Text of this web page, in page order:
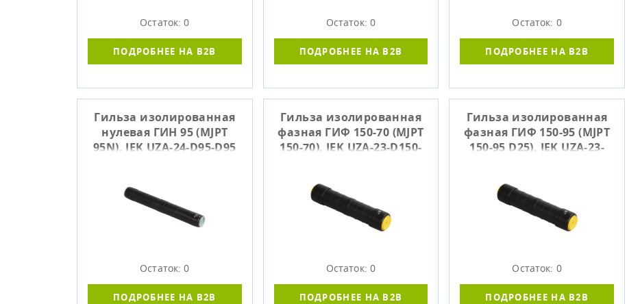
Остаток: 0
ПОДРОБНЕЕ НА B2B
Остаток: 0
ПОДРОБНЕЕ НА B2B
Остаток: 0
ПОДРОБНЕЕ НА B2B
Гильза изолированная
нулевая ГИН 95 (MJPT
95N), IEK UZA-24-D95-D95
Остаток: 0
ПОДРОБНЕЕ НА B2B
Гильза изолированная
фазная ГИФ 150-70 (MJPT
150-70), IEK UZA-23-D150-
Остаток: 0
ПОДРОБНЕЕ НА B2B
Гильза изолированная
фазная ГИФ 150-95 (MJPT
150-95 D25), IEK UZA-23-
Остаток: 0
ПОДРОБНЕЕ НА B2B